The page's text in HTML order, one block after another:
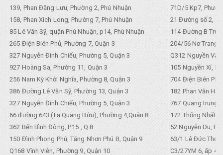
139, Phan Đăng Lưu, Phường 2, Phú Nhuận
71D/5 Kp7,
158, Phan Xích Long, Phường 7, Phú Nhuận
21 Đường số 2,
85 Lê Văn Sỹ, quận Phú Nhuận, p14, Phú Nhuận
114 Đường B
265 Điện Biên Phủ, Phường 7, Quận 3
204/56 Nơ Trang
327 Nguyễn Đình Chiểu, Phường 5, Quận 3
Q312 Nguyền
927 Hoàng Sa, Phường 11, Quận 3
105 Nguyền Xí,
256 Nam Kỳ Khởi Nghĩa, Phường 8, Quận 3
704 Điện Biên
386 Đường Lê Văn Sỹ, Phường 13, Quận 3
182 Phan Văn
327 Nguyễn Đình Chiểu, Phường 5, Quận 3
767 Quang trung,
66 đường 643 (Tạ Quang Bửu), Phường 4,Quận 8
172 Thống Nhất.
362 Bến Bình Đông, P.15 , Q.8
52 Nguyễn Du,
150 Đình Phong Phú, Tăng Nhơn Phú B, Quận 9
63/1 Lê Đức Thọ,
Q168 Vĩnh Viễn, Phường 9, Quận 10
C3/27YM 6, ấp 4,